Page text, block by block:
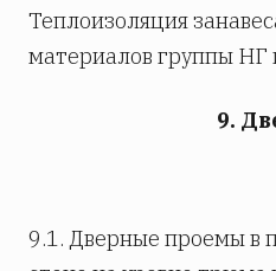
Теплоизоляция
материалов группы НГ
9.
9.1. Дверные проемы в